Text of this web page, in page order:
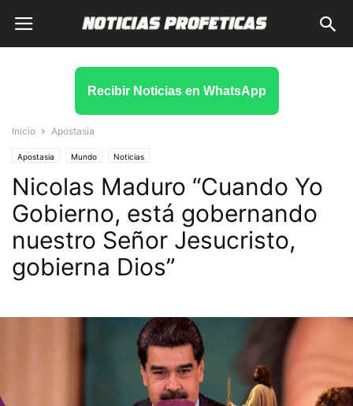
Recibir Noticias en WhatsApp
Inicio Apostasia
Apostasia Mundo Noticias
Nicolas Maduro “Cuando Yo
Gobierno, está gobernando
nuestro Señor Jesucristo,
gobierna Dios”